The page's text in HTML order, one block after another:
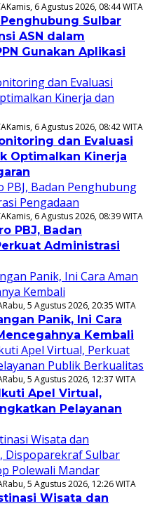
Kamis, 6 Agustus 2026, 08:44 WITA
Sulbar
ASN dalam
Gunakan Aplikasi
Kamis, 6 Agustus 2026, 08:42 WITA
dan Evaluasi
Optimalkan Kinerja
Kamis, 6 Agustus 2026, 08:39 WITA
PBJ, Badan
Administrasi
Rabu, 5 Agustus 2026, 20:35 WITA
Panik, Ini Cara
Kembali
Rabu, 5 Agustus 2026, 12:37 WITA
Apel Virtual,
Pelayanan
Rabu, 5 Agustus 2026, 12:26 WITA
Wisata dan